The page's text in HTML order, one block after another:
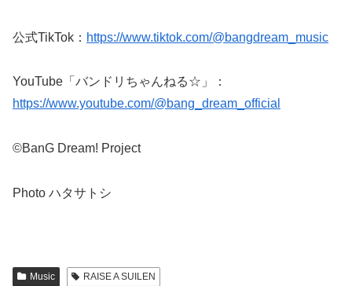
公式TikTok： https://www.tiktok.com/@bangdream_music
YouTube「バンドリちゃんねる☆」：
https://www.youtube.com/@bang_dream_official
©BanG Dream! Project
Photo ハタサトシ
Music RAISE A SUILEN